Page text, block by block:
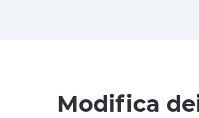
Modifica